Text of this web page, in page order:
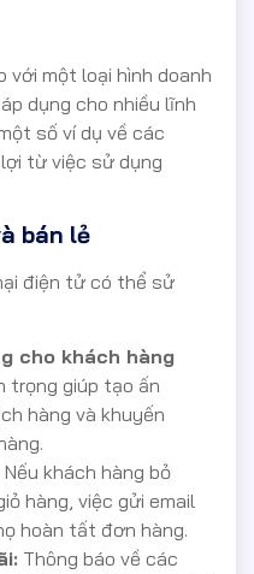
với một loại hình doanh
dụng cho nhiều lĩnh
số ví dụ về các
từ việc sử dụng
bán lẻ
điện tử có thể sử
cho khách hàng
trọng giúp tạo ấn
hàng và khuyến
Nếu khách hàng bỏ
hàng, việc gửi email
hoàn tất đơn hàng.
Thông báo về các